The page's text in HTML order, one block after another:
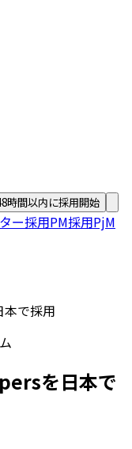
時間以内に採用開始
ー採用PM採用PjM
で採用
を日本で